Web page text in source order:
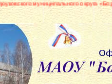
округа «Боровинская средняя